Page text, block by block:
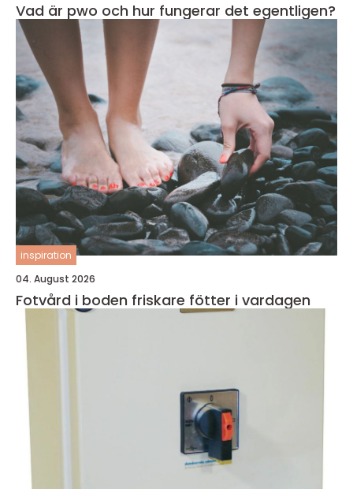
Vad är pwo och hur fungerar det egentligen?
inspiration
04. August 2026
Fotvård i boden friskare fötter i vardagen